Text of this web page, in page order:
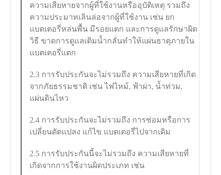
ความเสียหายจากผู้ที่ใช้งานหรืออุบัติเหตุ รวมถึง
ความประมาทเลินล่อจากผู้ที่ใช้งาน เช่น ยก
แบตเตอรี่หล่นพื้น มีรอยแตก และการดูแลรักษาผิด
วิธี ขาดการดูแลเติมน้ำกลั่นทำให้แผ่นธาตุภายใน
แบตเตอรี่แตก
2.3 การรับประกันจะไม่รวมถึง ความเสียหายที่เกิด
จากภัยธรรมชาติ เช่น ไฟไหม้, ฟ้าผ่า, น้ำท่วม,
แผ่นดินไหว
2.4 การรับประกันจะไม่รวมถึง การซ่อมหรือการ
เปลี่ยนดัดแปลง แก้ไข แบตเตอรี่ไปจากเดิม
2.5 การรับประกันนี้จะไม่รวมถึง ความเสียหายที่
เกิดจากการใช้งานผิดประเภท เช่น